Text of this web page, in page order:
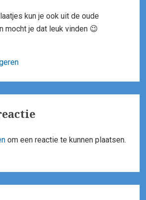
kun je ook uit de oude
mocht je dat leuk vinden 😉
om een reactie te kunnen plaatsen.